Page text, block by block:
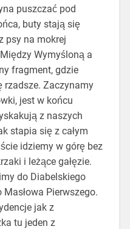
puszczać pod
buty stają się
psy na mokrej
Wymyśloną a
fragment, gdzie
rzadsze. Zaczynamy
jest w końcu
z naszych
stapia się z całym
idziemy w górę bez
i leżące gałęzie.
do Diabelskiego
Pierwszego.
jak z
tu jeden z